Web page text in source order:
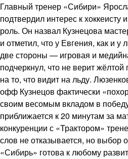
Главный тренер «Сибири»
подтвердил интерес к хоккеисту
роль. Он назвал Кузнецова
и отметил, что у Евгения, как и у
две стороны — игровая и
подчеркнул, что не верит жёлтой
на то, что видит на льду.
офф Кузнецов фактически
своим весомым вкладом в
приближается к 20 минутам за
конкуренции с «Трактором»
слов не отказывается, но выбор
«Сибирь» готова к любому